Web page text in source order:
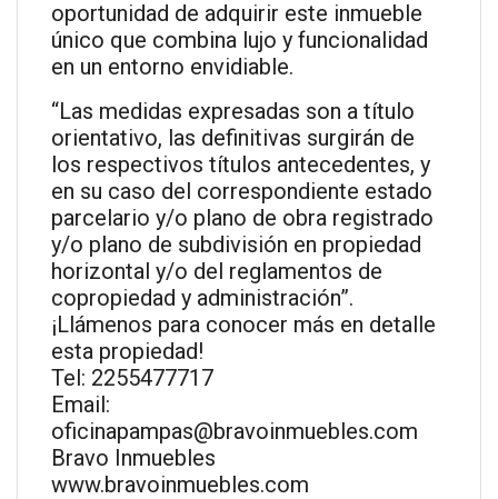
oportunidad de adquirir este inmueble
único que combina lujo y funcionalidad
en un entorno envidiable.
“Las medidas expresadas son a título
orientativo, las definitivas surgirán de
los respectivos títulos antecedentes, y
en su caso del correspondiente estado
parcelario y/o plano de obra registrado
y/o plano de subdivisión en propiedad
horizontal y/o del reglamentos de
copropiedad y administración”.
¡Llámenos para conocer más en detalle
esta propiedad!
Tel: 2255477717
Email:
oficinapampas@bravoinmuebles.com
Bravo Inmuebles
www.bravoinmuebles.com